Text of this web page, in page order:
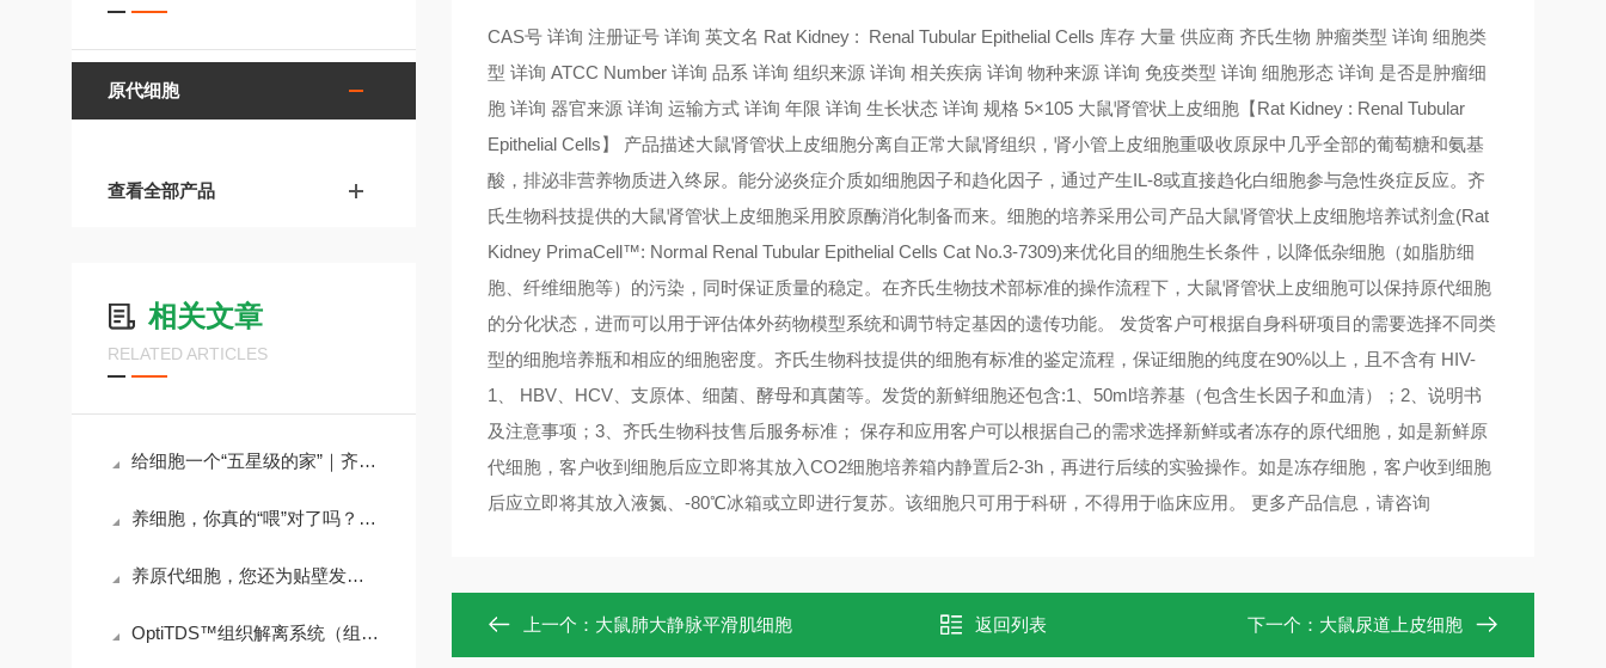
原代细胞
查看全部产品
相关文章
RELATED ARTICLES
给细胞一个“五星级的家”｜齐氏生物细胞培养包被耗材全攻略
养细胞，你真的“喂”对了吗？｜齐氏生物细胞培养全系列试剂详解
养原代细胞，您还为贴壁发愁吗？
OptiTDS™组织解离系统（组织消化推荐小单品）
CAS号 详询 注册证号 详询 英文名 Rat Kidney : Renal Tubular Epithelial Cells 库存 大量 供应商 齐氏生物 肿瘤类型 详询 细胞类
型 详询 ATCC Number 详询 品系 详询 组织来源 详询 相关疾病 详询 物种来源 详询 免疫类型 详询 细胞形态 详询 是否是肿瘤细
胞 详询 器官来源 详询 运输方式 详询 年限 详询 生长状态 详询 规格 5×105 大鼠肾管状上皮细胞【Rat Kidney : Renal Tubular
Epithelial Cells】 产品描述大鼠肾管状上皮细胞分离自正常大鼠肾组织，肾小管上皮细胞重吸收原尿中几乎全部的葡萄糖和氨基
酸，排泌非营养物质进入终尿。能分泌炎症介质如细胞因子和趋化因子，通过产生IL-8或直接趋化白细胞参与急性炎症反应。齐
氏生物科技提供的大鼠肾管状上皮细胞采用胶原酶消化制备而来。细胞的培养采用公司产品大鼠肾管状上皮细胞培养试剂盒(Rat
Kidney PrimaCell™: Normal Renal Tubular Epithelial Cells Cat No.3-7309)来优化目的细胞生长条件，以降低杂细胞（如脂肪细
胞、纤维细胞等）的污染，同时保证质量的稳定。在齐氏生物技术部标准的操作流程下，大鼠肾管状上皮细胞可以保持原代细胞
的分化状态，进而可以用于评估体外药物模型系统和调节特定基因的遗传功能。 发货客户可根据自身科研项目的需要选择不同类
型的细胞培养瓶和相应的细胞密度。齐氏生物科技提供的细胞有标准的鉴定流程，保证细胞的纯度在90%以上，且不含有 HIV-
1、 HBV、HCV、支原体、细菌、酵母和真菌等。发货的新鲜细胞还包含:1、50ml培养基（包含生长因子和血清）；2、说明书
及注意事项；3、齐氏生物科技售后服务标准； 保存和应用客户可以根据自己的需求选择新鲜或者冻存的原代细胞，如是新鲜原
代细胞，客户收到细胞后应立即将其放入CO2细胞培养箱内静置后2-3h，再进行后续的实验操作。如是冻存细胞，客户收到细胞
后应立即将其放入液氮、-80℃冰箱或立即进行复苏。该细胞只可用于科研，不得用于临床应用。 更多产品信息，请咨询 ​​​​​​​
上一个： 大鼠肺大静脉平滑肌细胞 返回列表 下一个： 大鼠尿道上皮细胞